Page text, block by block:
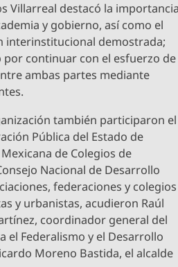
Villarreal destacó la
y gobierno, así como el
interinstitucional demostrada;
por continuar con el esfuerzo de
ambas partes mediante
también participaron el
Pública del Estado de
de Colegios de
Nacional de Desarrollo
federaciones y colegios
y urbanistas, acudieron Raúl
coordinador general del
el Federalismo y el Desarrollo
Moreno Bastida, el alcalde